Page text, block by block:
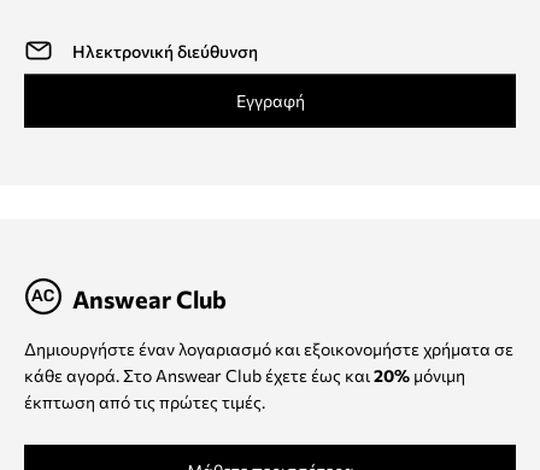
Εγγραφή
Answear Club
Δημιουργήστε έναν λογαριασμό και εξοικονομήστε χρήματα σε
κάθε αγορά. Στο Answear Club έχετε έως και20% μόνιμη
έκπτωση από τις πρώτες τιμές.